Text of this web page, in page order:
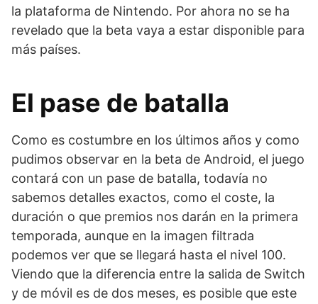
la plataforma de Nintendo. Por ahora no se ha
revelado que la beta vaya a estar disponible para
más países.
El pase de batalla
Como es costumbre en los últimos años y como
pudimos observar en la beta de Android, el juego
contará con un pase de batalla, todavía no
sabemos detalles exactos, como el coste, la
duración o que premios nos darán en la primera
temporada, aunque en la imagen filtrada
podemos ver que se llegará hasta el nivel 100.
Viendo que la diferencia entre la salida de Switch
y de móvil es de dos meses, es posible que este